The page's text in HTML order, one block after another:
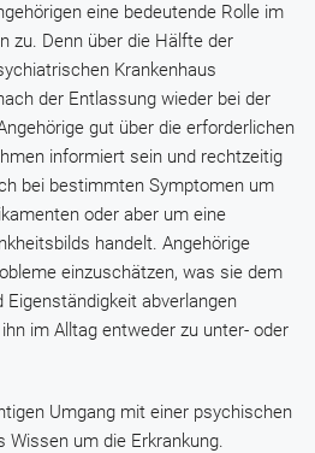
eine bedeutende Rolle im
zu. Denn über die Hälfte der
Krankenhaus
der Entlassung wieder bei der
gut über die erforderlichen
informiert sein und rechtzeitig
bei bestimmten Symptomen um
oder aber um eine
handelt. Angehörige
einzuschätzen, was sie dem
Eigenständigkeit abverlangen
im Alltag entweder zu unter- oder
Umgang mit einer psychischen
Wissen um die Erkrankung.